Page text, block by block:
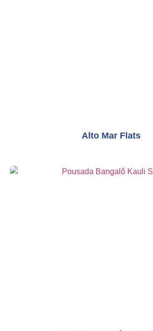
Alto Mar Flats